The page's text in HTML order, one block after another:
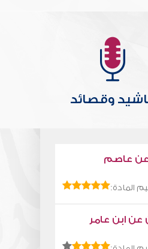
وقصائد
عن عاصم
المادة:
عن ابن عامر